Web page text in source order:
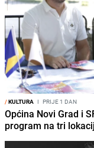
/KULTURA I PRIJE 1 DAN
Općina Novi Grad i
program na tri